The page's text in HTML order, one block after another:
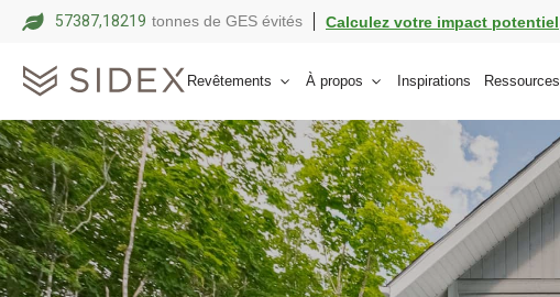
57387,18241 tonnes de GES évités Calculez votre impact potentiel
Revêtements À propos Inspirations Ressources